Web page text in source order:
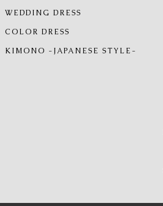
WEDDING DRESS
COLOR DRESS
KIMONO -JAPANESE STYLE-